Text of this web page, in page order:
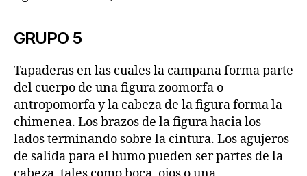
GRUPO 5
Tapaderas en las cuales la campana forma parte
del cuerpo de una figura zoomorfa o
antropomorfa y la cabeza de la figura forma la
chimenea. Los brazos de la figura hacia los
lados terminando sobre la cintura. Los agujeros
de salida para el humo pueden ser partes de la